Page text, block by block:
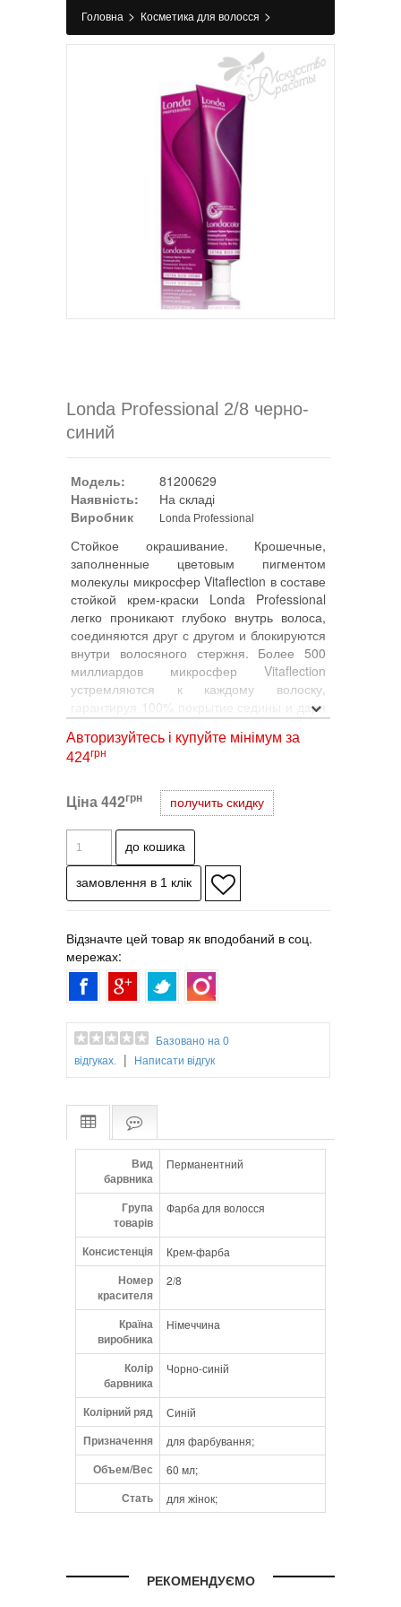
Головна > Косметика для волосся >
Фарбування>Фарба для волосся>Londa
Professional 2/8 черно-синий
Londa Professional 2/8 черно-
синий
Модель:
81200629
Наявність:
На складі
Виробник
Londa Professional
Стойкое окрашивание. Крошечные,
заполненные цветовым пигментом
молекулы микросфер Vitaflection в составе
стойкой крем-краски Londa Professional
легко проникают глубоко внутрь волоса,
соединяются друг с другом и блокируются
внутри волосяного стержня. Более 500
миллиардов микросфер Vitaflection
устремляются к каждому волоску,
гарантируя 100% покрытие седины и даря
волосам волнующий глубокий цвет и
жизненную силу.
Авторизуйтесь і купуйте мінімум за
424грн
Ціна442грн получить скидку
Відзначте цей товар як вподобаний в соц.
мережах:
Базовано на 0
відгуках.
| Написати відгук
Вид
барвника
Перманентний
Група
товарів
Фарба для волосся
Консистенція Крем-фарба
Номер
красителя
2/8
Країна
виробника
Німеччина
Колір
барвника
Чорно-синій
Колірний ряд Синій
Призначення для фарбування;
Объем/Вес 60 мл;
Стать для жінок;
РЕКОМЕНДУЄМО